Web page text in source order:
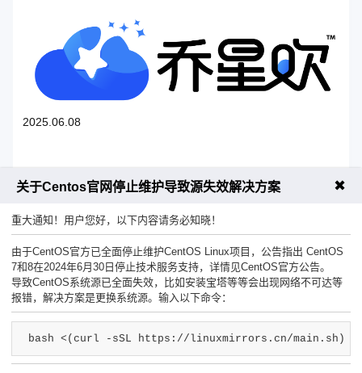
2025.06.08
上一篇：【28/05/2025】美国Kurun部分路由故障与补偿通知
下一篇：服务器磁盘用尽无法进入宝塔怎么办
售前咨询热线工单联系客服
关于Centos官网停止维护导致源失效解决方案 ✖
重大通知！用户您好，以下内容请务必知晓！
由于CentOS官方已全面停止维护CentOS Linux项目，公告指出 CentOS
7和8在2024年6月30日停止技术服务支持，详情见CentOS官方公告。
导致CentOS系统源已全面失效，比如安装宝塔等等会出现网络不可达等
报错，解决方案是更换系统源。输入以下命令：
bash <(curl -sSL https://linuxmirrors.cn/main.sh)